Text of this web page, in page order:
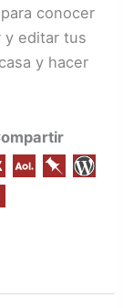
conocer
y editar tus
y hacer